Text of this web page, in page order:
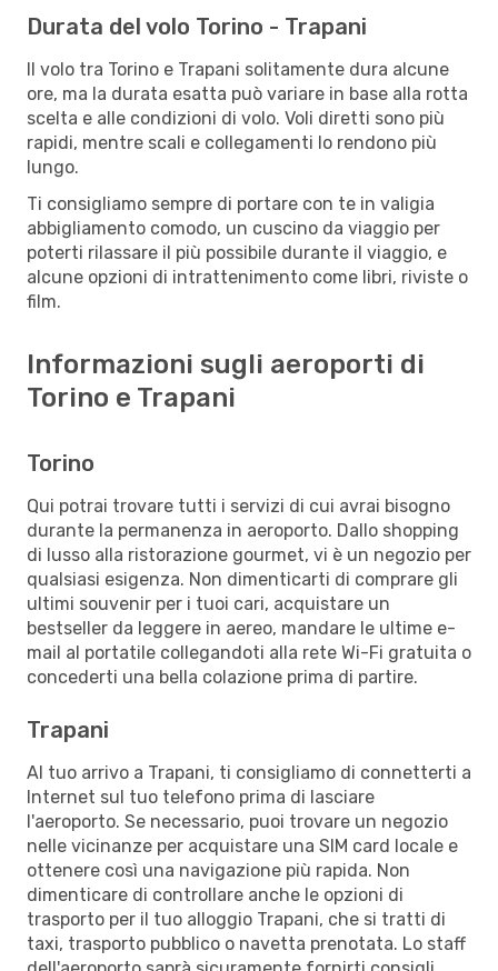
Durata del volo Torino - Trapani
Il volo tra Torino e Trapani solitamente dura alcune
ore, ma la durata esatta può variare in base alla rotta
scelta e alle condizioni di volo. Voli diretti sono più
rapidi, mentre scali e collegamenti lo rendono più
lungo.
Ti consigliamo sempre di portare con te in valigia
abbigliamento comodo, un cuscino da viaggio per
poterti rilassare il più possibile durante il viaggio, e
alcune opzioni di intrattenimento come libri, riviste o
film.
Informazioni sugli aeroporti di
Torino e Trapani
Torino
Qui potrai trovare tutti i servizi di cui avrai bisogno
durante la permanenza in aeroporto. Dallo shopping
di lusso alla ristorazione gourmet, vi è un negozio per
qualsiasi esigenza. Non dimenticarti di comprare gli
ultimi souvenir per i tuoi cari, acquistare un
bestseller da leggere in aereo, mandare le ultime e-
mail al portatile collegandoti alla rete Wi-Fi gratuita o
concederti una bella colazione prima di partire.
Trapani
Al tuo arrivo a Trapani, ti consigliamo di connetterti a
Internet sul tuo telefono prima di lasciare
l'aeroporto. Se necessario, puoi trovare un negozio
nelle vicinanze per acquistare una SIM card locale e
ottenere così una navigazione più rapida. Non
dimenticare di controllare anche le opzioni di
trasporto per il tuo alloggio Trapani, che si tratti di
taxi, trasporto pubblico o navetta prenotata. Lo staff